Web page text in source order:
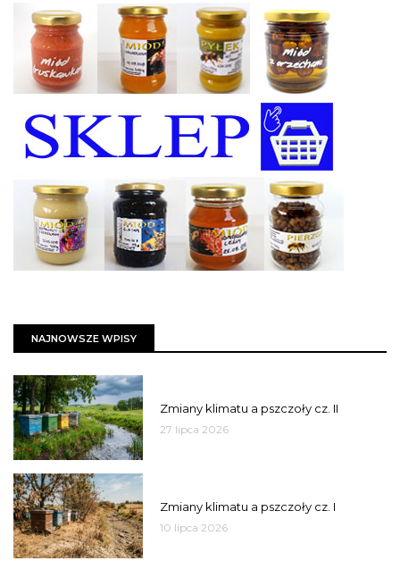
NAJNOWSZE WPISY
Zmiany klimatu a pszczoły cz. II
27 lipca 2026
Zmiany klimatu a pszczoły cz. I
10 lipca 2026